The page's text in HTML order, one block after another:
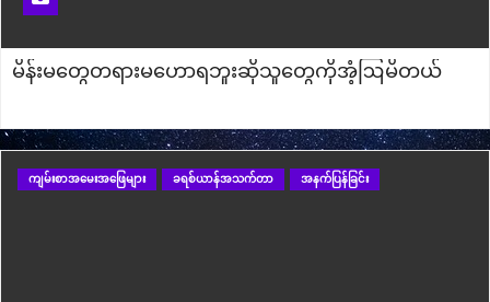
မိန်းမတွေတရား‌မ‌ဟောရဘူးဆိုသူတွေကိုအံ့ဩမိတယ်
ကျမ်းစာအမေးအဖြေများ ခရစ်ယာန်အသက်တာ အနက်ပြန်ခြင်း